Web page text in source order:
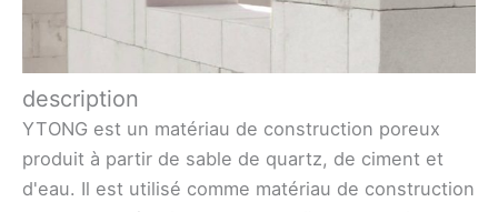
description
YTONG est un matériau de construction poreux
produit à partir de sable de quartz, de ciment et
d'eau. Il est utilisé comme matériau de construction